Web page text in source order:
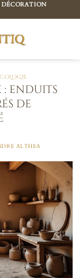
: enduits
de
ALTHEA